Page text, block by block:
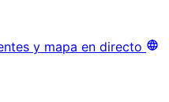
y mapa en directo